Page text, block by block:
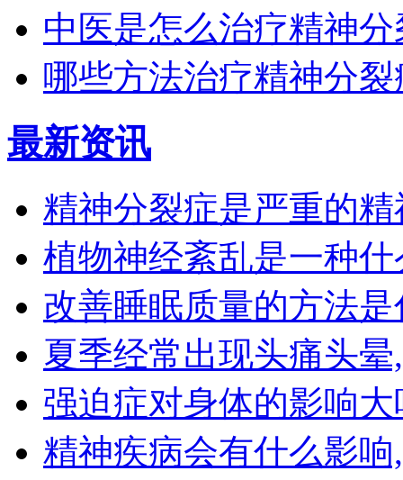
中医是怎么治疗精神
哪些方法治疗精神分
最新资讯
精神分裂症是严重的
植物神经紊乱是一种
改善睡眠质量的方法
夏季经常出现头痛头
强迫症对身体的影响
精神疾病会有什么影